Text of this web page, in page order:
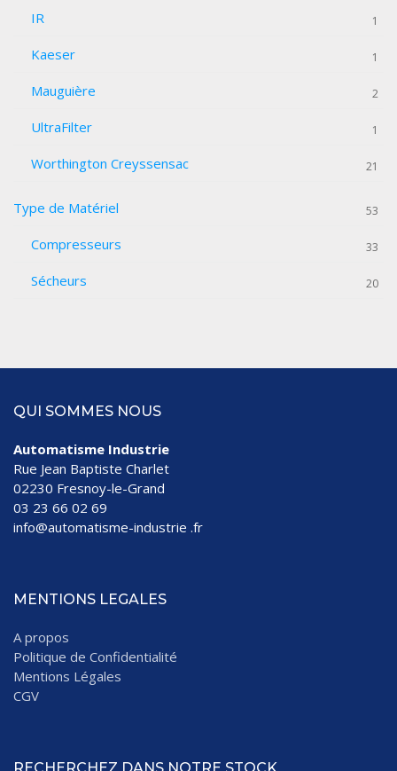
IR 1
Kaeser 1
Mauguière 2
UltraFilter 1
Worthington Creyssensac 21
Type de Matériel 53
Compresseurs 33
Sécheurs 20
QUI SOMMES NOUS
Automatisme Industrie
Rue Jean Baptiste Charlet
02230 Fresnoy-le-Grand
03 23 66 02 69
info@automatisme-industrie .fr
MENTIONS LEGALES
A propos
Politique de Confidentialité
Mentions Légales
CGV
RECHERCHEZ DANS NOTRE STOCK